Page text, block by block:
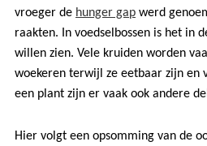
vroeger de hunger gap werd
raakten. In voedselbossen is het in
willen zien. Vele kruiden worden
woekeren terwijl ze eetbaar zijn en
een plant zijn er vaak ook andere
Hier volgt een opsomming van de